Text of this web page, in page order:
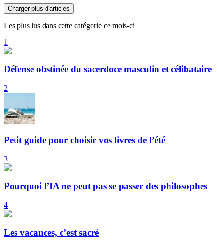
Charger plus d'articles
Les plus lus dans cette catégorie ce mois-ci
1
Défense obstinée du sacerdoce masculin et célibataire
2
Petit guide pour choisir vos livres de l’été
3
Pourquoi l’IA ne peut pas se passer des philosophes
4
Les vacances, c’est sacré